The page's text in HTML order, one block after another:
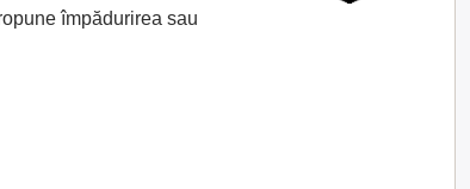
împădurirea sau